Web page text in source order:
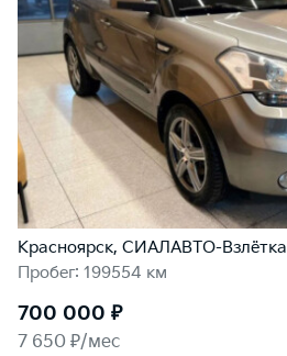
Красноярск, СИАЛАВТО-Взлётка
Пробег: 199554 км
700 000 ₽
7 650 ₽/мес